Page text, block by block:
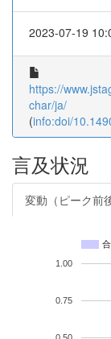
2023-07-19
https://
char/ja/
(info:doi/
言及状況
変動（ピーク前
0.75
1.00